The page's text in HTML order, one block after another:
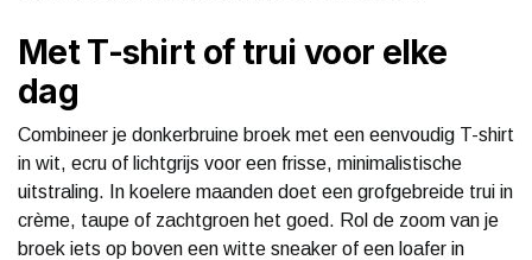
Met T-shirt of trui voor elke
dag
Combineer je donkerbruine broek met een eenvoudig T-shirt
in wit, ecru of lichtgrijs voor een frisse, minimalistische
uitstraling. In koelere maanden doet een grofgebreide trui in
crème, taupe of zachtgroen het goed. Rol de zoom van je
broek iets op boven een witte sneaker of een loafer in